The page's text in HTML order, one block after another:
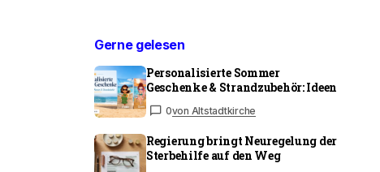
Gerne gelesen
Personalisierte Sommer
Geschenke & Strandzubehör: Ideen
0von Altstadtkirche
Regierung bringt Neuregelung der
Sterbehilfe auf den Weg